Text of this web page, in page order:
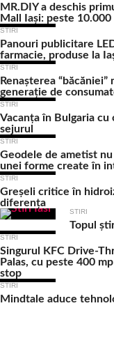
MR.DIY a deschis
Mall Iași: peste
STIRI
Panouri publicitare
farmacie, produse la
STIRI
Renașterea
generație de
STIRI
Vacanța în Bulgaria
sejurul
STIRI
Geodele de ametist
unei forme create în
STIRI
Greșeli critice în
diferența
STIRI
Topul
STIRI
Singurul KFC Drive-
Palas, cu peste 400
stop
STIRI
Mindtale aduce